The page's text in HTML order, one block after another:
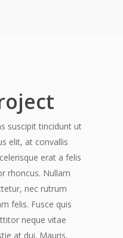
suscipit tincidunt ut
elit, at convallis
erat a felis
rhoncus. Nullam
nec rutrum
felis. Fusce quis
neque vitae
at dui. Mauris.